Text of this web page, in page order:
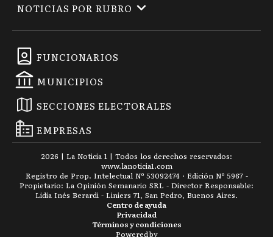
FUNCIONARIOS
MUNICIPIOS
SECCIONES ELECTORALES
EMPRESAS
NOTICIAS POR RUBRO
2026 | La Noticia 1 | Todos los derechos reservados:
www.lanoticia1.com
Registro de Prop. Intelectual Nº 53092474 · Edición Nº 5967 -
Propietario: La Opinión Semanario SRL - Director Responsable:
Lidia Inés Berardi - Liniers 71, San Pedro, Buenos Aires.
Términos y condiciones
Privacidad
Centro de ayuda
Powered by